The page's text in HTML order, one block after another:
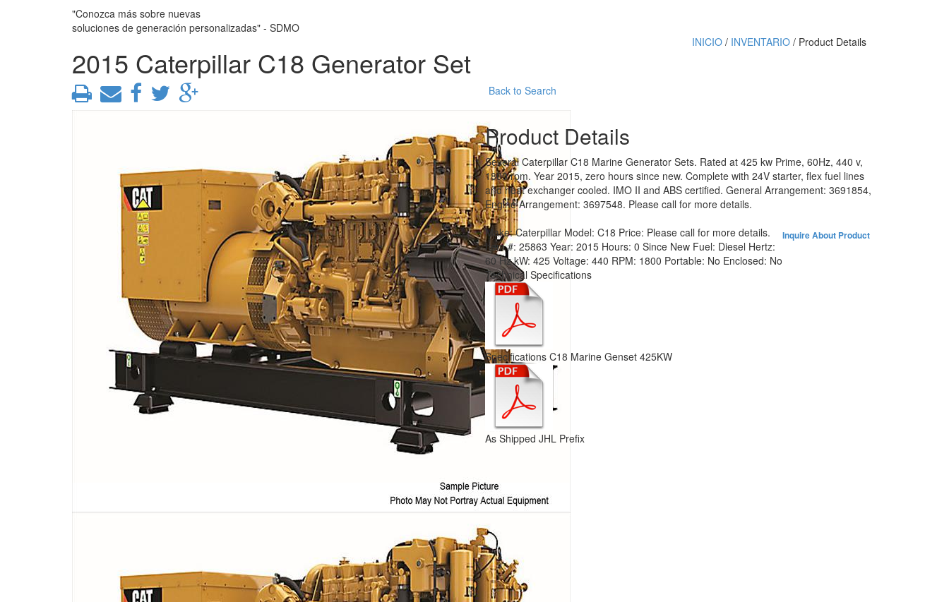
"Conozca más sobre nuevas
soluciones de generación personalizadas" - SDMO
2015 Caterpillar C18 Generator Set
INICIO/ INVENTARIO/ Product Details
Back to Search
Product Details
Several Caterpillar C18 Marine Generator Sets. Rated at 425 kw Prime, 60Hz, 440 v,
1800 rpm. Year 2015, zero hours since new. Complete with 24V starter, flex fuel lines
and heat exchanger cooled. IMO II and ABS certified. General Arrangement: 3691854,
Engine Arrangement: 3697548. Please call for more details.
Inquire About Product
Make:Caterpillar Model: C18 Price: Please call for more details.
Item #: 25863 Year: 2015 Hours: 0 Since New Fuel: Diesel Hertz:
60 Hz kW: 425 Voltage: 440 RPM: 1800 Portable: No Enclosed: No
Technical Specifications
Specifications C18 Marine Genset 425KW
As Shipped JHL Prefix